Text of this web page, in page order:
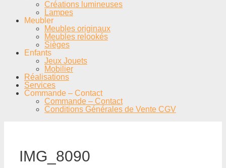
Créations lumineuses
Lampes
Meubler
Meubles originaux
Meubles relookés
Sièges
Enfants
Jeux Jouets
Mobilier
Réalisations
Services
Commande – Contact
Commande – Contact
Conditions Générales de Vente CGV
IMG_8090